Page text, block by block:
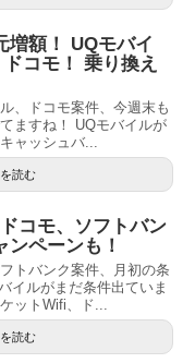
増額！ UQモバイ
コモ！ 乗り換え
、ドコモ案件、今週末も
ますね！ UQモバイルが
ャッシュバ...
読む
コモ、ソフトバン
ペーンも！
トバンク案件、月初の条
イルがまだ条件出ていま
ットWifi、ド...
読む